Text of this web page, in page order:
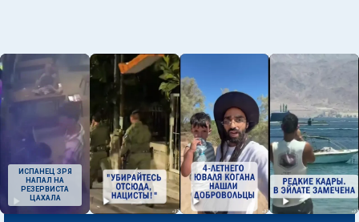
ИСПАНЕЦ ЗРЯ
НАПАЛ НА
РЕЗЕРВИСТА
ЦАХАЛА